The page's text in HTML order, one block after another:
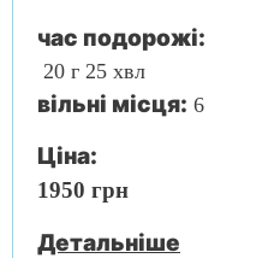
час подорожі:
20 г 25 хвл
вільні місця: 6
Ціна:
1950 грн
Детальніше